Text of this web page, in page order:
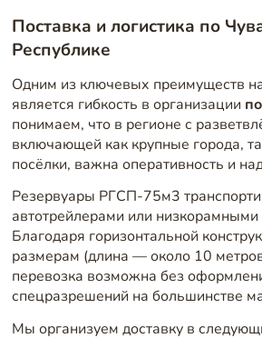
Поставка и логистика по
Республике
Одним из ключевых преимуществ
является гибкость в организации
понимаем, что в регионе с
включающей как крупные города,
посёлки, важна оперативность и
Резервуары РГСП-75м3
автотрейлерами или
Благодаря горизонтальной
размерам (длина — около 10
перевозка возможна без
спецразрешений на большинстве
Мы организуем доставку в